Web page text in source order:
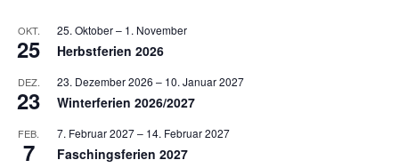
OKT.
25
25. Oktober– 1. November
Herbstferien 2026
DEZ.
23
23. Dezember 2026 – 10. Januar 2027
Winterferien 2026/2027
FEB.
7
7. Februar 2027– 14. Februar 2027
Faschingsferien 2027